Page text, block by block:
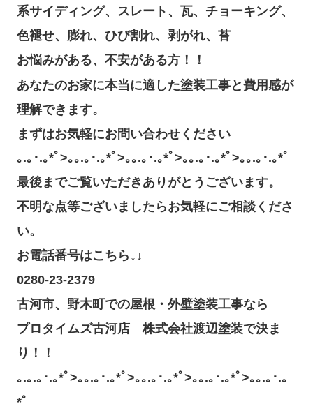
系サイディング、スレート、瓦、チョーキング、
色褪せ、膨れ、ひび割れ、剥がれ、苔
お悩みがある、不安がある方！！
あなたのお家に本当に適した塗装工事と費用感が
理解できます。
まずはお気軽にお問い合わせください
｡.｡･.｡*ﾟ>｡｡.｡･.｡*ﾟ>｡｡.｡･.｡*ﾟ>｡｡.｡･.｡*ﾟ>｡｡.｡･.｡*ﾟ
最後までご覧いただきありがとうございます。
不明な点等ございましたらお気軽にご相談くださ
い。
お電話番号はこちら↓↓
0280-23-2379
古河市、野木町での屋根・外壁塗装工事なら
プロタイムズ古河店 株式会社渡辺塗装で決ま
り！！
｡.｡.｡･.｡*ﾟ>｡｡.｡･.｡*ﾟ>｡｡.｡･.｡*ﾟ>｡｡.｡･.｡*ﾟ>｡｡.｡･.｡
*ﾟ